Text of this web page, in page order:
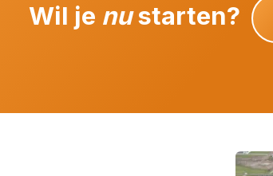
Wil je nustarten?